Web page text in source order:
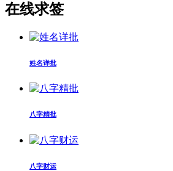
在线求签
姓名详批
八字精批
八字财运